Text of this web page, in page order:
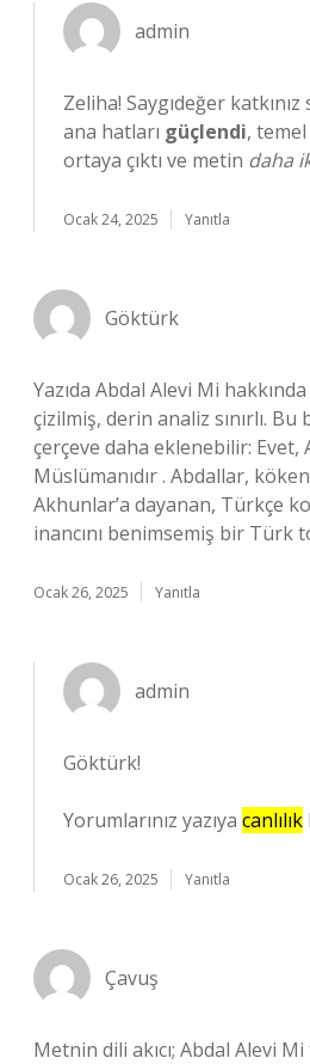
admin
Zeliha! Saygıdeğer
ana hatları güçlendi,
ortaya çıktı ve metin daha
Ocak 24, 2025 Yanıtla
Göktürk
Yazıda Abdal Alevi Mi
çizilmiş, derin analiz sınırlı.
çerçeve daha eklenebilir: Evet,
Müslümanıdır . Abdallar,
Akhunlar’a dayanan, Türkçe
inancını benimsemiş bir Türk
Ocak 26, 2025 Yanıtla
admin
Göktürk!
Yorumlarınız yazıya canlılık
Ocak 26, 2025 Yanıtla
Çavuş
Metnin dili akıcı; Abdal Alevi